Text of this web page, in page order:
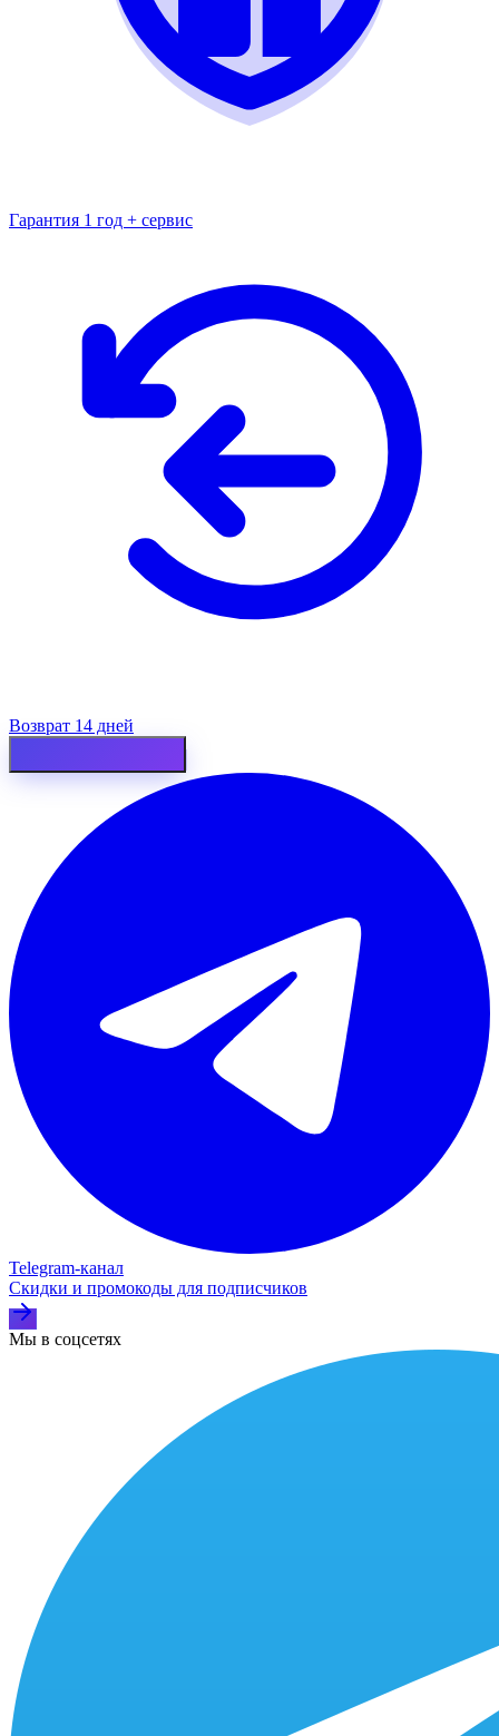
Гарантия 1 год + сервис
Возврат 14 дней
Telegram‑канал
Скидки и промокоды для подписчиков
Мы в соцсетях